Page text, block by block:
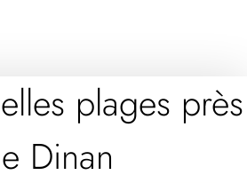
plages près
Dinan